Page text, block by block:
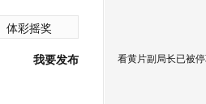
体彩摇奖
我要发布 看黄片副局长已被